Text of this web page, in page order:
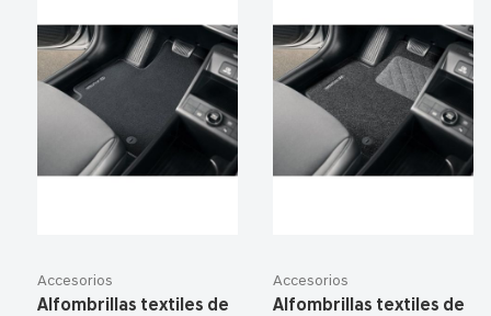
Accesorios
Alfombrillas textiles de
Accesorios
Alfombrillas textiles de